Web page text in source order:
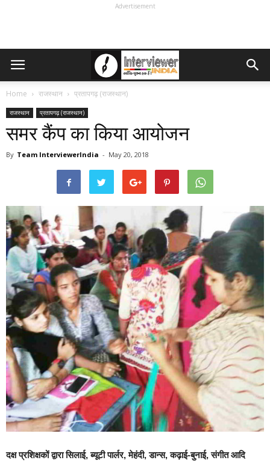
Advertisement
Home राजस्थान प्रतापगढ़ (राजस्थान)
राजस्थान प्रतापगढ़ (राजस्थान)
समर कैंप का किया आयोजन
By Team InterviewerIndia - May 20, 2018
दक्ष प्रशिक्षकों द्वारा सिलाई, ब्यूटी पार्लर, मेहंदी, डान्स, कढ़ाई-बुनाई, संगीत आदि